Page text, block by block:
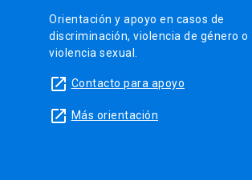
Orientación y apoyo en casos de
discriminación, violencia de género o
violencia sexual.
launch Contacto para apoyo
launch Más orientación